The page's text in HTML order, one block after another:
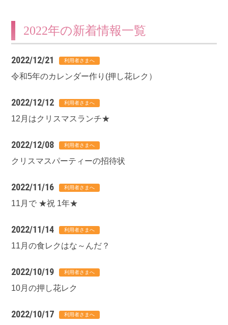
2022年の新着情報一覧
2022/12/21
令和5年のカレンダー作り(押し花レク）
2022/12/12
12月はクリスマスランチ★
2022/12/08
クリスマスパーティーの招待状
2022/11/16
11月で ★祝 1年★
2022/11/14
11月の食レクはな～んだ？
2022/10/19
10月の押し花レク
2022/10/17